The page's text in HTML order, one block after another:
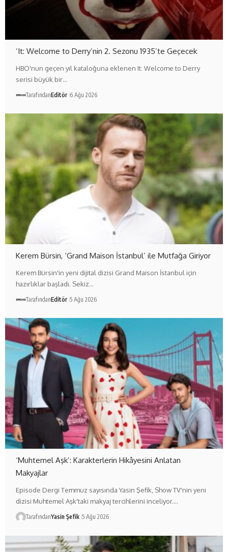
‘It: Welcome to Derry’nin 2. Sezonu 1935’te Geçecek
HBO'nun geçen yıl kataloğuna eklenen It: Welcome to Derry
serisi büyük bir…
TarafındanEditör 6 Ağu 2026
Kerem Bürsin, ‘Grand Maison İstanbul’ ile Mutfağa Giriyor
Kerem Bürsin'in yeni dijital dizisi Grand Maison İstanbul için
hazırlıklar başladı. Sekiz…
TarafındanEditör 5 Ağu 2026
‘Muhtemel Aşk’: Karakterlerin Hikâyesini Anlatan
Makyajlar
Episode Dergi Temmuz sayısında Yasin Şefik, Show TV'nin yeni
dizisi Muhtemel Aşk'taki makyaj tercihlerini inceliyor.…
TarafındanYasin Şefik 5 Ağu 2026